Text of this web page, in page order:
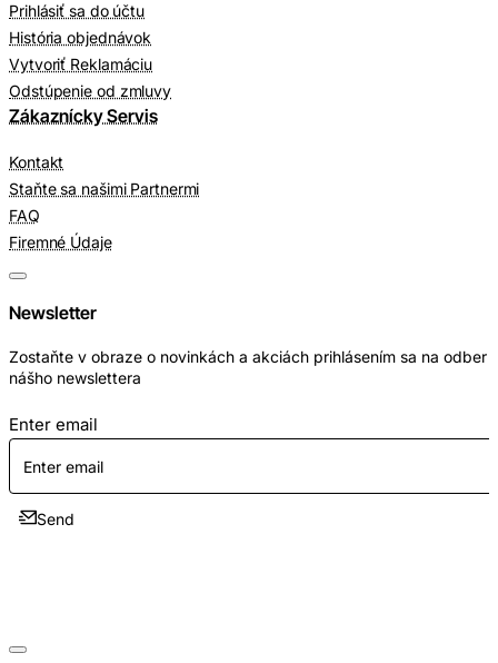
Prihlásiť sa do účtu
História objednávok
Vytvoriť Reklamáciu
Odstúpenie od zmluvy
Zákaznícky Servis
Kontakt
Staňte sa našimi Partnermi
FAQ
Firemné Údaje
Newsletter
Zostaňte v obraze o novinkách a akciách prihlásením sa na odber
nášho newslettera
Enter email
Send